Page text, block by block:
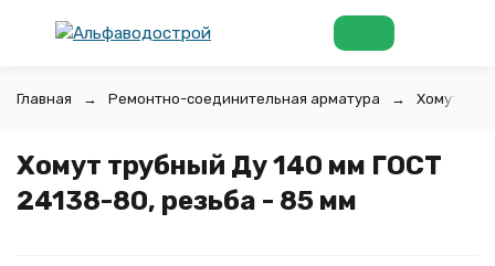
Главная Ремонтно-соединительная арматура Хомуты
Хомут трубный Ду 140 мм ГОСТ
24138-80, резьба - 85 мм